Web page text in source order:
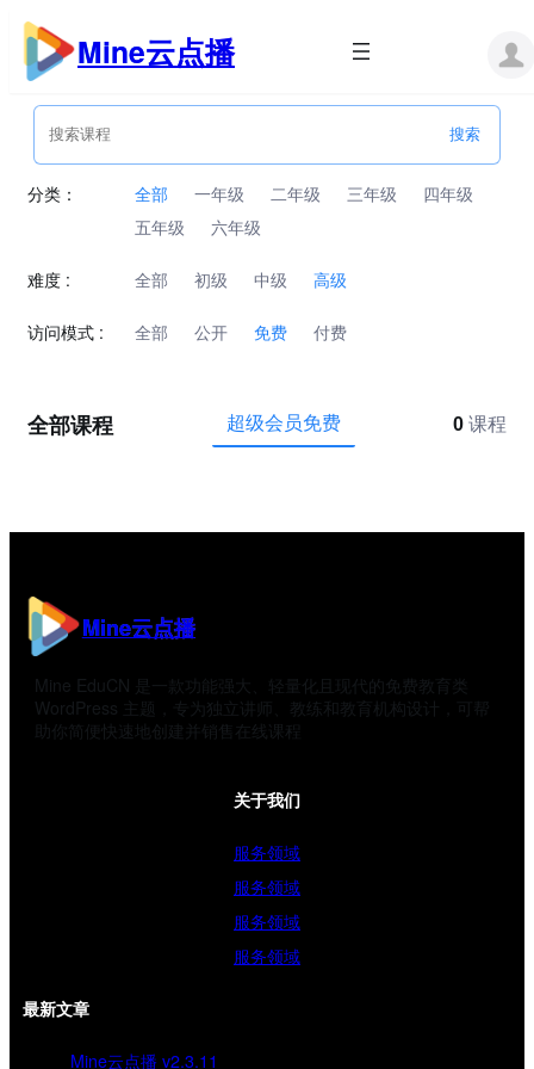
跳
内
Mine云点播
分类： 全部 一年级 二年级 三年级
四年级
五年级
六年级
难度 : 全部 初级 中级 高级
访问模式 : 全部 公开 免费 付费
全部课程 超级会员免费 0 课程
Mine云点播
Mine EduCN 是一款功能强大、轻量化且现代的免费教育类
WordPress 主题，专为独立讲师、教练和教育机构设计，可帮
助你简便快速地创建并销售在线课程
关于我们
服务领域
服务领域
服务领域
服务领域
最新文章
Mine云点播 v2.3.11